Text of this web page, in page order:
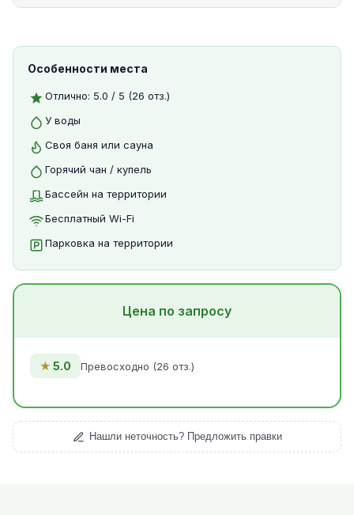
Особенности места
Отлично: 5.0 / 5 (26 отз.)
У воды
Своя баня или сауна
Горячий чан / купель
Бассейн на территории
Бесплатный Wi-Fi
Парковка на территории
Цена по запросу
★ 5.0 Превосходно (26 отз.)
Нашли неточность? Предложить правки